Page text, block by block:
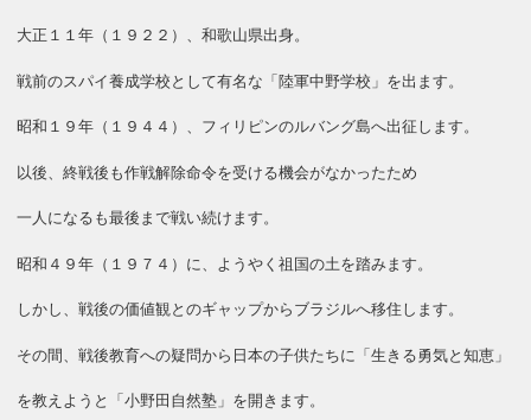
大正１１年（１９２２）、和歌山県出身。
戦前のスパイ養成学校として有名な「陸軍中野学校」を出ます。
昭和１９年（１９４４）、フィリピンのルバング島へ出征します。
以後、終戦後も作戦解除命令を受ける機会がなかったため
一人になるも最後まで戦い続けます。
昭和４９年（１９７４）に、ようやく祖国の土を踏みます。
しかし、戦後の価値観とのギャップからブラジルへ移住します。
その間、戦後教育への疑問から日本の子供たちに「生きる勇気と知恵」
を教えようと「小野田自然塾」を開きます。